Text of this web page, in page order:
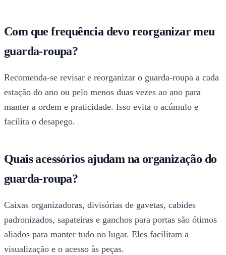
Com que frequência devo reorganizar meu
guarda-roupa?
Recomenda-se revisar e reorganizar o guarda-roupa a cada
estação do ano ou pelo menos duas vezes ao ano para
manter a ordem e praticidade. Isso evita o acúmulo e
facilita o desapego.
Quais acessórios ajudam na organização do
guarda-roupa?
Caixas organizadoras, divisórias de gavetas, cabides
padronizados, sapateiras e ganchos para portas são ótimos
aliados para manter tudo no lugar. Eles facilitam a
visualização e o acesso às peças.